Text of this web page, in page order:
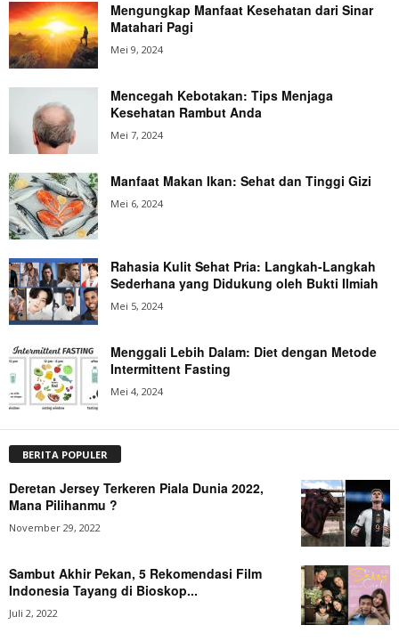
Mengungkap Manfaat Kesehatan dari Sinar
Matahari Pagi
Mei 9, 2024
Mencegah Kebotakan: Tips Menjaga
Kesehatan Rambut Anda
Mei 7, 2024
Manfaat Makan Ikan: Sehat dan Tinggi Gizi
Mei 6, 2024
Rahasia Kulit Sehat Pria: Langkah-Langkah
Sederhana yang Didukung oleh Bukti Ilmiah
Mei 5, 2024
Menggali Lebih Dalam: Diet dengan Metode
Intermittent Fasting
Mei 4, 2024
BERITA POPULER
Deretan Jersey Terkeren Piala Dunia 2022,
Mana Pilihanmu ?
November 29, 2022
Sambut Akhir Pekan, 5 Rekomendasi Film
Indonesia Tayang di Bioskop...
Juli 2, 2022